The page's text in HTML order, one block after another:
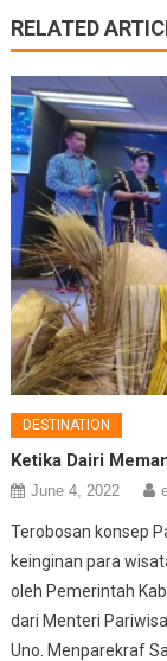
RELATED
DESTINATION
Ketika Dairi
June 4, 2022
Terobosan konsep
keinginan para
oleh Pemerintah
dari Menteri
Uno. Menparekraf